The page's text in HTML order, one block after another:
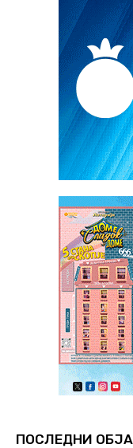
ПОСЛЕДНИ